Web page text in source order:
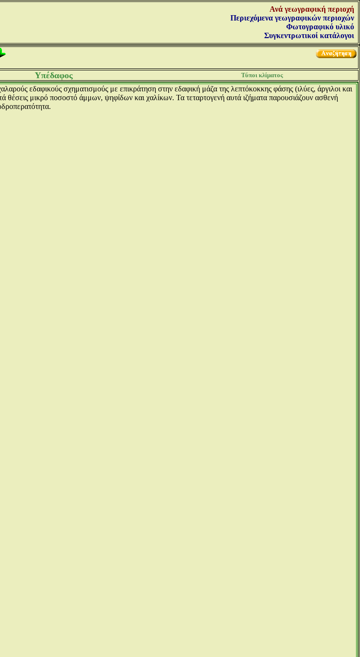
Ανά γεωγραφική περιοχή
Περιεχόμενα γεωγραφικών περιοχών
Φωτογραφικό υλικό
Συγκεντρωτικοί κατάλογοι
Υπέδαφος Τύποι κλίματος
εδαφικούς σχηματισμούς με επικράτηση στην εδαφική μάζα της λεπτόκοκκης φάσης (ιλύες, άργιλοι και
θέσεις μικρό ποσοστό άμμων, ψηφίδων και χαλίκων. Τα τεταρτογενή αυτά ιζήματα παρουσιάζουν ασθενή